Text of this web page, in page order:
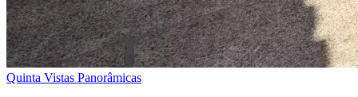
Quinta Vistas Panorâmicas